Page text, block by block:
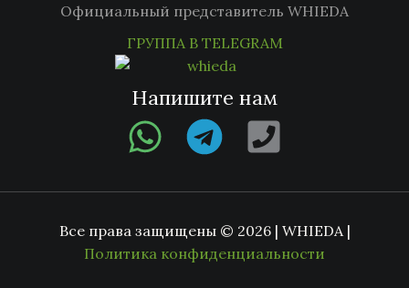
Официальный представитель WHIEDA
ГРУППА В TELEGRAM
Напишите нам
Все права защищены © 2026 | WHIEDA |
Политика конфиденциальности